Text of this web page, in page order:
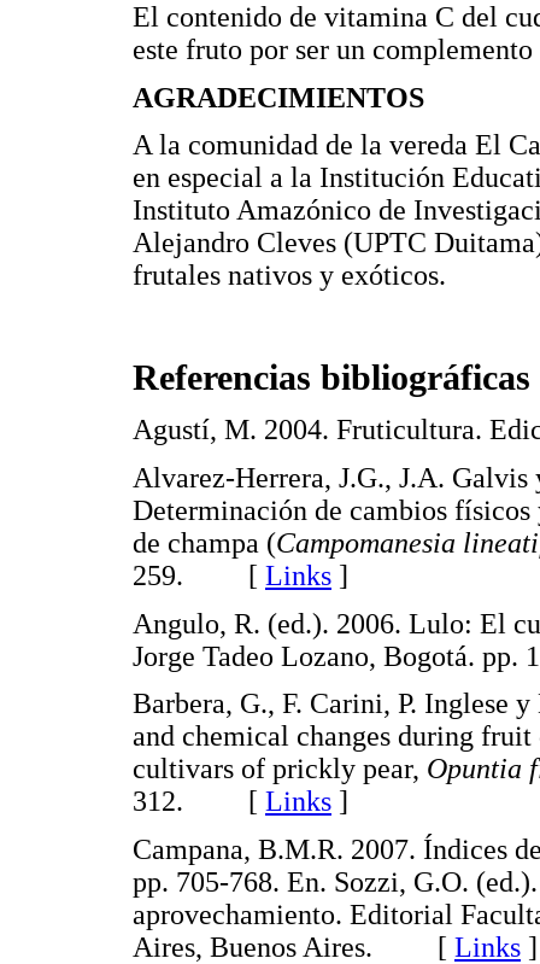
El contenido de vitamina C del
este fruto por ser un
AGRADECIMIENTOS
A la comunidad de la vereda El
en especial a la Institución
Instituto Amazónico de
Alejandro Cleves (UPTC
frutales nativos y exóticos.
Referencias bibliográficas
Agustí, M. 2004. Fruticultura.
Alvarez-Herrera, J.G., J.A.
Determinación de cambios
de champa (Campomanesia
259. [ Links ]
Angulo, R. (ed.). 2006. Lulo: El
Jorge Tadeo Lozano, Bogotá.
Barbera, G., F. Carini, P. Inglese
and chemical changes during
cultivars of prickly pear, Opuntia
312. [ Links ]
Campana, B.M.R. 2007. Índices
pp. 705-768. En. Sozzi, G.O.
aprovechamiento. Editorial
Aires, Buenos Aires. [ Links ]